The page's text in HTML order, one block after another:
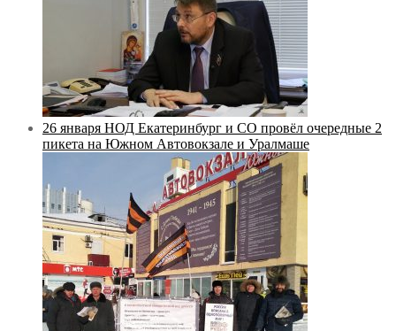
26 января НОД Екатеринбург и СО провёл очередные 2
пикета на Южном Автовокзале и Уралмаше